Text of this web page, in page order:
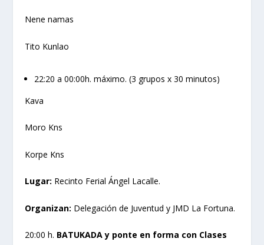
Nene namas
Tito Kunlao
22:20 a 00:00h. máximo. (3 grupos x 30 minutos)
Kava
Moro Kns
Korpe Kns
Lugar: Recinto Ferial Ángel Lacalle.
Organizan: Delegación de Juventud y JMD La Fortuna.
20:00 h. BATUKADA y ponte en forma con Clases